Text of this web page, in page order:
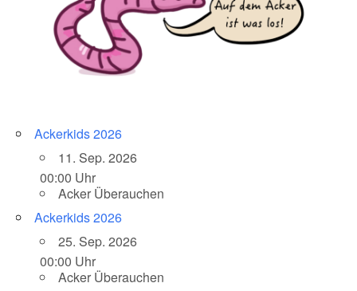
Ackerkids 2026
11. Sep. 2026
00:00 Uhr
Acker Überauchen
Ackerkids 2026
25. Sep. 2026
00:00 Uhr
Acker Überauchen